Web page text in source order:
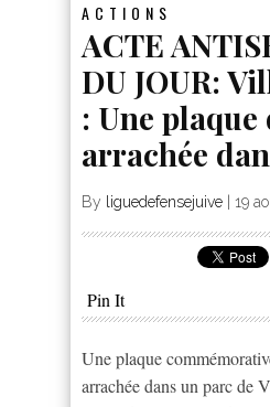
ACTIONS
ACTE
DU JOUR:
: Une plaque
arrachée
By liguedefensejuive 19
Pin It
Une plaque
arrachée dans un parc de